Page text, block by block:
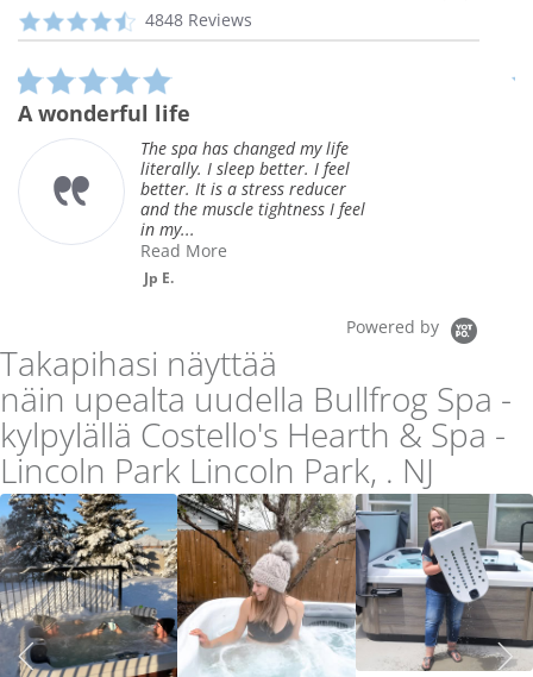
Reviews
carousel
4.3
star
4848 Reviews
rating
A wonderful life
The spa has changed my life
literally. I sleep better. I feel
better. It is a stress reducer
and the muscle tightness I feel
in my...
Read More
Jp E.
Powered by
Takapihasi näyttää
näin upealta uudella Bullfrog Spa -
kylpylällä Costello's Hearth & Spa -
Lincoln Park Lincoln Park, . NJ